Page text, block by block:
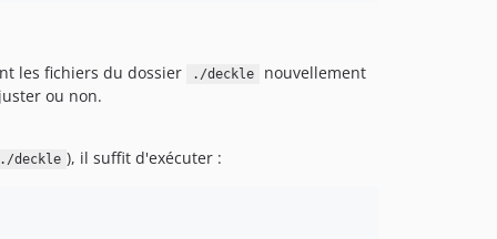
les fichiers du dossier
./deckle
nouvellement
ou non.
./deckle ), il suffit d'exécuter :